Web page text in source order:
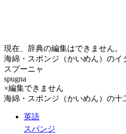
現在、辞典の編集はできません。
海綿・スポンジ（かいめん）のイ
スプーニャ
spugna
×編集できません
海綿・スポンジ（かいめん）の十
英語
スパンジ